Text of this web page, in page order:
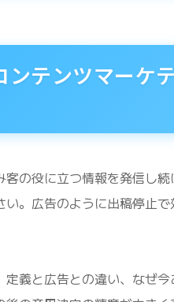
ンテンツマーケ
の役に立つ情報を発信し
。広告のように出稿停止
義と広告との違い、なぜ